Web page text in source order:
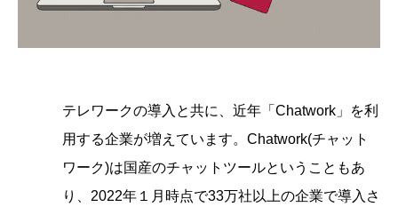
テレワークの導入と共に、近年「Chatwork」を利
用する企業が増えています。Chatwork(チャット
ワーク)は国産のチャットツールということもあ
り、2022年１月時点で33万社以上の企業で導入さ